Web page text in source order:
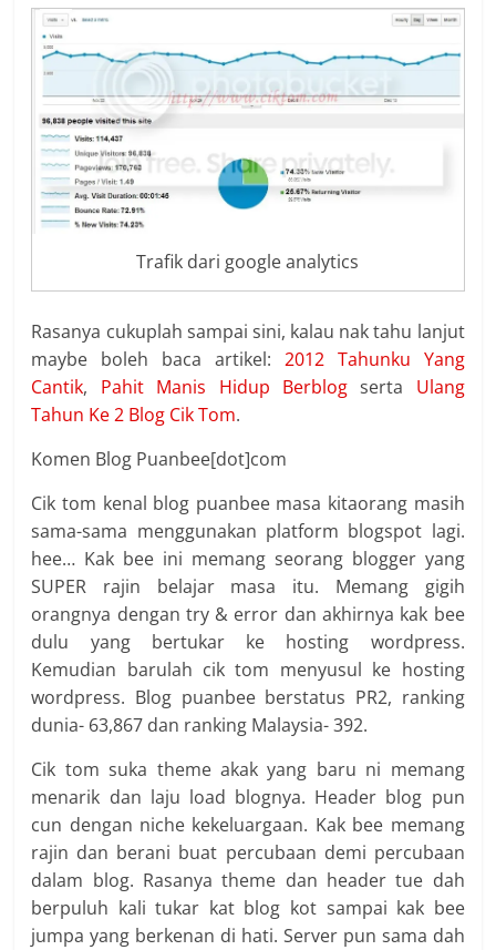
Trafik dari google analytics
Rasanya cukuplah sampai sini, kalau nak tahu lanjut
maybe boleh baca artikel: 2012 Tahunku Yang
Cantik, Pahit Manis Hidup Berblogserta Ulang
Tahun Ke 2 Blog Cik Tom.
Komen Blog Puanbee[dot]com
Cik tom kenal blog puanbee masa kitaorang masih
sama-sama menggunakan platform blogspot lagi.
hee… Kak bee ini memang seorang blogger yang
SUPER rajin belajar masa itu. Memang gigih
orangnya dengan try & error dan akhirnya kak bee
dulu yang bertukar ke hosting wordpress.
Kemudian barulah cik tom menyusul ke hosting
wordpress. Blog puanbee berstatus PR2, ranking
dunia- 63,867 dan ranking Malaysia- 392.
Cik tom suka theme akak yang baru ni memang
menarik dan laju load blognya. Header blog pun
cun dengan niche kekeluargaan. Kak bee memang
rajin dan berani buat percubaan demi percubaan
dalam blog. Rasanya theme dan header tue dah
berpuluh kali tukar kat blog kot sampai kak bee
jumpa yang berkenan di hati. Server pun sama dah